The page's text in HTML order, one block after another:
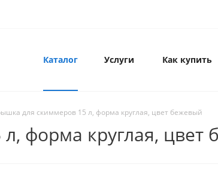
Каталог Услуги Как купить
для скиммеров 15 л, форма круглая, цвет бежевый
форма круглая, цвет